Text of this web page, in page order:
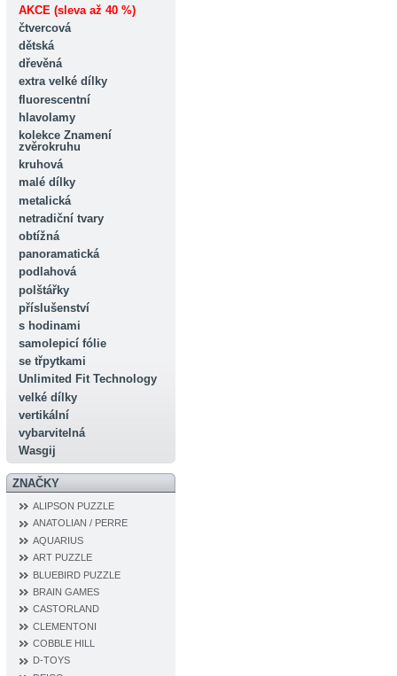
AKCE (sleva až 40 %)
čtvercová
dětská
dřevěná
extra velké dílky
fluorescentní
hlavolamy
kolekce Znamení
zvěrokruhu
kruhová
malé dílky
metalická
netradiční tvary
obtížná
panoramatická
podlahová
polštářky
příslušenství
s hodinami
samolepicí fólie
se třpytkami
Unlimited Fit Technology
velké dílky
vertikální
vybarvitelná
Wasgij
ZNAČKY
ALIPSON PUZZLE
ANATOLIAN / PERRE
AQUARIUS
ART PUZZLE
BLUEBIRD PUZZLE
BRAIN GAMES
CASTORLAND
CLEMENTONI
COBBLE HILL
D‐TOYS